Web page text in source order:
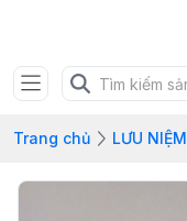
Trang chủ LƯU NIỆM